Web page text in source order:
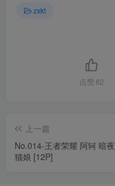
zxkt
点赞 82
上一篇
No.014-王者荣耀 阿轲 暗夜
猫娘 [12P]